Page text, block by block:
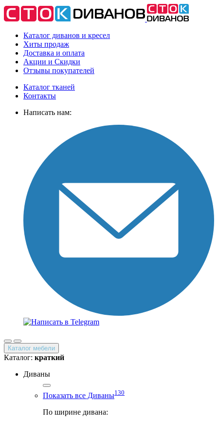
Каталог диванов и кресел
Хиты продаж
Доставка и оплата
Акции и Скидки
Отзывы покупателей
Каталог тканей
Контакты
Написать нам:
Каталог мебели
Каталог: краткий
Диваны
Показать все Диваны130
По ширине дивана: